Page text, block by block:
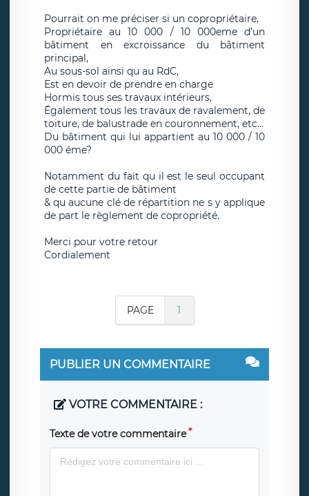
Pourrait on me préciser si un copropriétaire,
Propriétaire au 10 000 / 10 000eme d’un
bâtiment en excroissance du bâtiment
principal,
Au sous-sol ainsi qu au RdC,
Est en devoir de prendre en charge
Hormis tous ses travaux intérieurs,
Également tous les travaux de ravalement, de
toiture, de balustrade en couronnement, etc…
Du bâtiment qui lui appartient au 10 000 / 10
000 éme?
Notamment du fait qu il est le seul occupant
de cette partie de bâtiment
& qu aucune clé de répartition ne s y applique
de part le règlement de copropriété.
Merci pour votre retour
Cordialement
PAGE 1
PUBLIER UN COMMENTAIRE
VOTRE COMMENTAIRE :
Texte de votre commentaire